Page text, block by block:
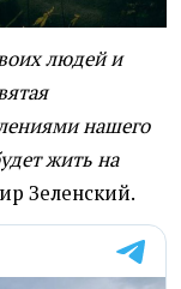
людей и
нашего
жить на
Зеленский.